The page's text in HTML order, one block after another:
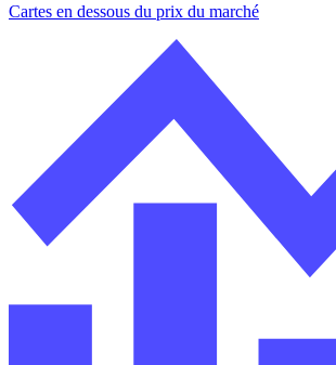
Cartes en dessous du prix du marché